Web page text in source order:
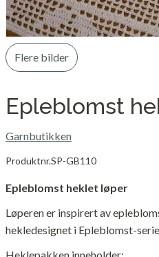
Flere bilder
Epleblomst
Garnbutikken
Produktnr.SP-GB110
Epleblomst heklet løper
Løperen er inspirert av
hekledesignet i Epleblomst-